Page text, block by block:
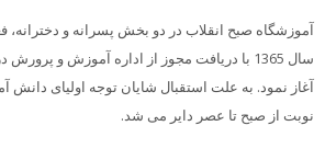
آموزشگاه صبح انقلاب در دو بخش پسرانه و دخترانه،
آغاز نمود. به علت استقبال شایان توجه اولیای دانش
نوبت از صبح تا عصر دایر می شد.